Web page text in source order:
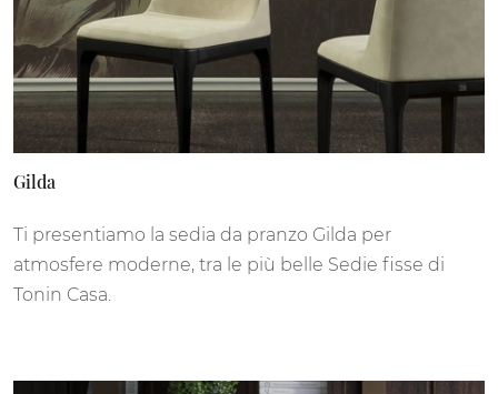
Gilda
Ti presentiamo la sedia da pranzo Gilda per
atmosfere moderne, tra le più belle Sedie fisse di
Tonin Casa.